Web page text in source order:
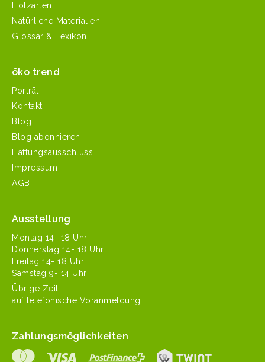
Holzarten
Natürliche Materialien
Glossar & Lexikon
öko trend
Porträt
Kontakt
Blog
Blog abonnieren
Haftungsausschluss
Impressum
AGB
Ausstellung
Mon­tag 14- 18 Uhr
Don­ner­stag 14- 18 Uhr
Fre­itag 14- 18 Uhr
Sam­stag 9- 14 Uhr
Übrige Zeit:
auf tele­fonis­che Voranmeldung.
Zahlungsmöglichkeiten